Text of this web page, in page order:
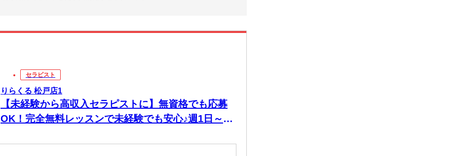
セラピスト
りらくる 松戸店1
【未経験から高収入セラピストに】無資格でも応募
OK！完全無料レッスンで未経験でも安心♪週1日～1